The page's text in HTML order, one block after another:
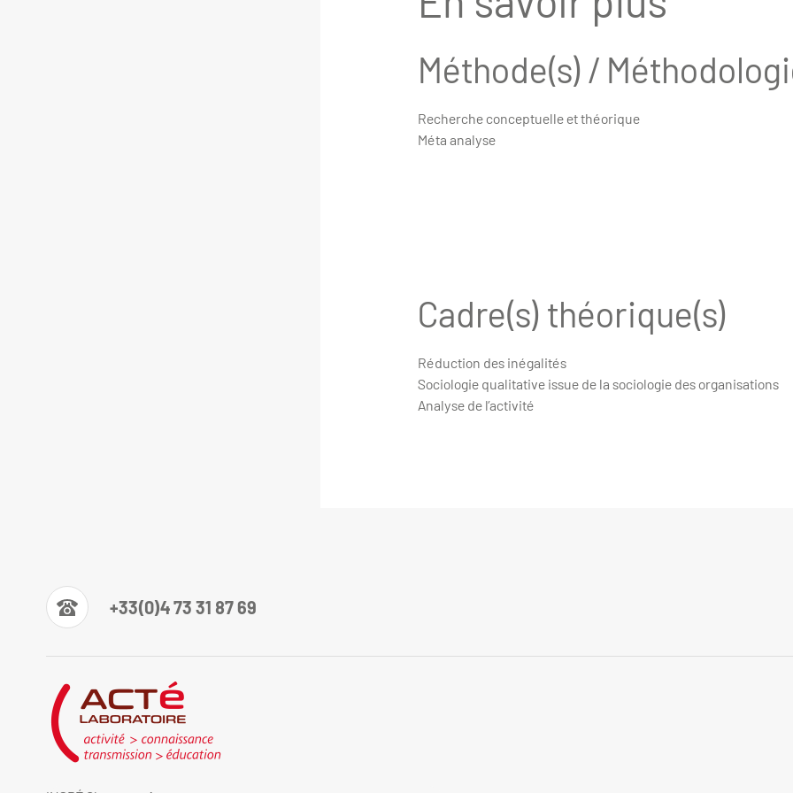
Méthode(s) /
Recherche conceptuelle et théorique
Méta analyse
Cadre(s) théorique(s)
Réduction des inégalités
Sociologie qualitative issue de la sociologie des organisations
Analyse de l’activité
+33(0)4 73 31 87 69